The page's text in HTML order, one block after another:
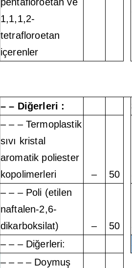
1,1,1,2-
tetrafloroetan
içerenler
– – Diğerleri :
– – – Termoplastik
sıvı kristal
aromatik poliester
kopolimerleri
– 50
– – – Poli (etilen
naftalen-2,6-
dikarboksilat)
– 50
– – – Diğerleri:
– – – – Doymuş